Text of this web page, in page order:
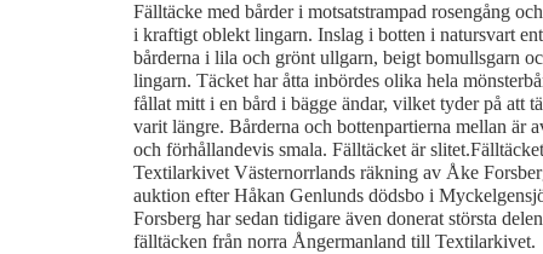
Fälltäcke med bårder i motsatstrampad rosengång
i kraftigt oblekt lingarn. Inslag i botten i natursvart
bårderna i lila och grönt ullgarn, beigt bomullsgarn
lingarn. Täcket har åtta inbördes olika hela
fållat mitt i en bård i bägge ändar, vilket tyder på att
varit längre. Bårderna och bottenpartierna mellan är
och förhållandevis smala. Fälltäcket är
Textilarkivet Västernorrlands räkning av Åke
auktion efter Håkan Genlunds dödsbo i
Forsberg har sedan tidigare även donerat största
fälltäcken från norra Ångermanland till Textilarkivet.